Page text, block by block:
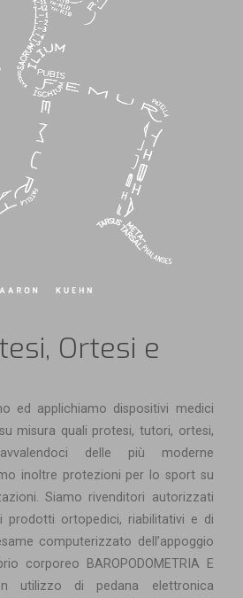
Ortesi e
ed applichiamo dispositivi medici
misura quali protesi, tutori, ortesi,
delle più moderne
inoltre protezioni per lo sport su
Siamo rivenditori autorizzati
prodotti ortopedici, riabilitativi e di
computerizzato dell’appoggio
corporeo BAROPODOMETRIA E
utilizzo di pedana elettronica